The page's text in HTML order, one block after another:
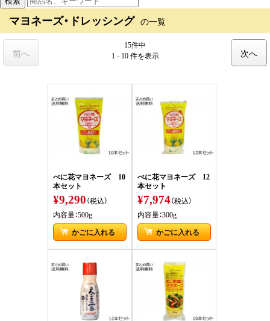
マヨネーズ・ドレッシング の一覧
15件中
1 - 10 件を表示
前へ 次へ
べに花マヨネーズ 10
本セット
¥9,290（税込）
内容量：500g
かごに入れる
べに花マヨネーズ 12
本セット
¥7,974（税込）
内容量：300g
かごに入れる